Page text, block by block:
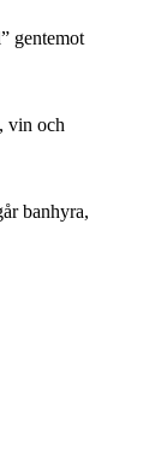
gentemot
vin och
banhyra,